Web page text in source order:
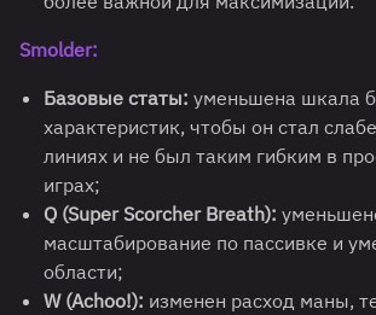
Smolder:
Базовые статы: уменьшена шкала
характеристик, чтобы он стал
линиях и не был таким гибким в
играх;
Q (Super Scorcher Breath):
масштабирование по пассивке и
области;
W (Achoo!): изменен расход маны,